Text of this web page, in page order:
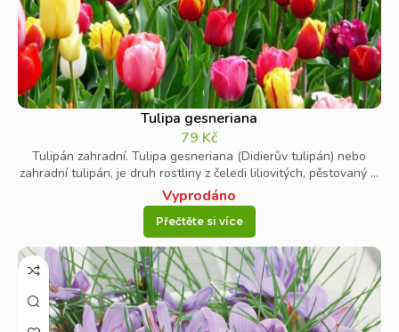
Tulipa gesneriana
79 Kč
Tulipán zahradní. Tulipa gesneriana (Didierův tulipán) nebo
zahradní tulipán, je druh rostliny z čeledi liliovitých, pěstovaný ...
Vyprodáno
Přečtěte si více